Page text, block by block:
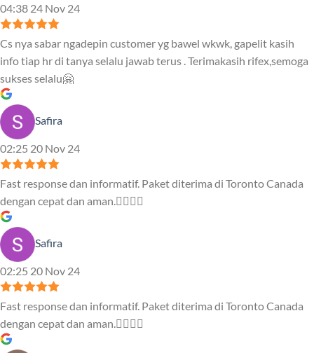
04:38 24 Nov 24
Cs nya sabar ngadepin customer yg bawel wkwk, gapelit kasih
info tiap hr di tanya selalu jawab terus . Terimakasih rifex,semoga
sukses selalu🤗
Safira
02:25 20 Nov 24
Fast response dan informatif. Paket diterima di Toronto Canada
dengan cepat dan aman.👍🏻👍🏻
Safira
02:25 20 Nov 24
Fast response dan informatif. Paket diterima di Toronto Canada
dengan cepat dan aman.👍🏻👍🏻